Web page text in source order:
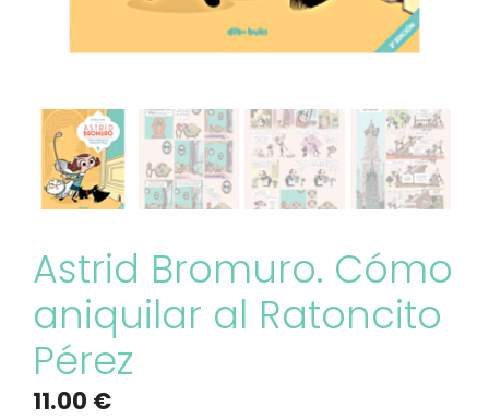
Astrid Bromuro. Cómo
aniquilar al Ratoncito
Pérez
11.00 €